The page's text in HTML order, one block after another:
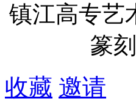
镇江高专艺
篆
收藏 邀请